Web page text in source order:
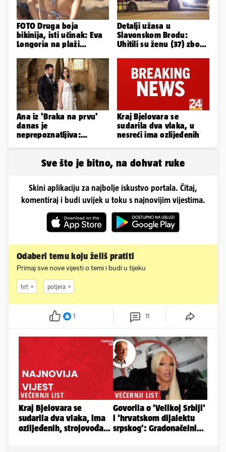
FOTO Druga boja
bikinija, isti učinak: Eva
Longoria na plaži
obline
Detalji užasa u
Slavonskom Brodu:
Uhitili su ženu (37) zbog
Ana iz 'Braka na prvu'
danas je
neprepoznatljiva:
Kraj Bjelovara se
sudarila dva vlaka, u
nesreći ima ozlijeđenih
Sve što je bitno, na dohvat ruke
Skini aplikaciju za najbolje iskustvo portala. Čitaj,
komentiraj i budi uvijek u toku s najnovijim vijestima.
Odaberi temu koju želiš pratiti
Primaj sve nove vijesti o temi i budi u tijeku
hrt potjera
1 11